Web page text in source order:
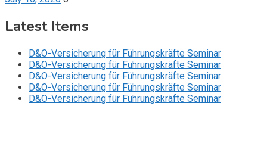
Latest Items
D&O-Versicherung für Führungskräfte Seminar
D&O-Versicherung für Führungskräfte Seminar
D&O-Versicherung für Führungskräfte Seminar
D&O-Versicherung für Führungskräfte Seminar
D&O-Versicherung für Führungskräfte Seminar